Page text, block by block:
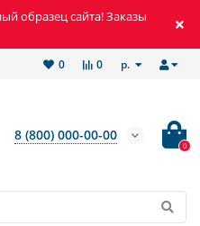
образец сайта! Заказы
р.
0
0
8 (800) 000-00-00
0